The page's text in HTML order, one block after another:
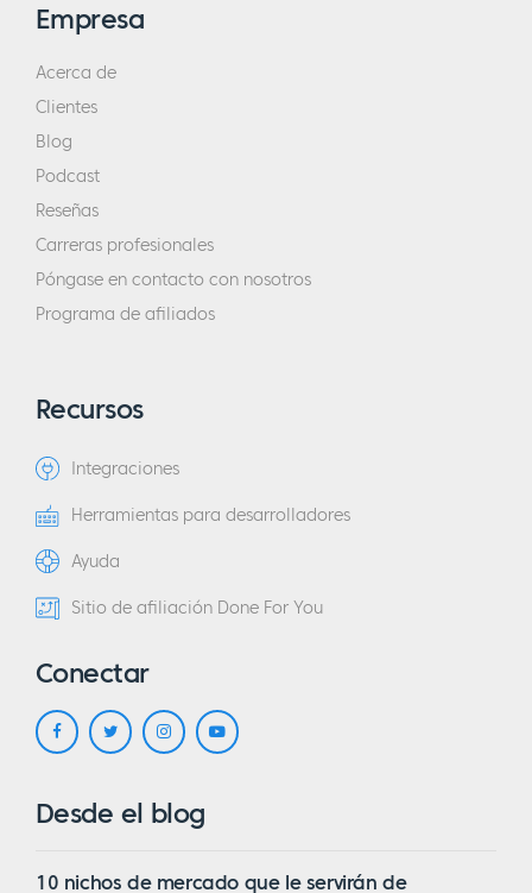
Empresa
Acerca de
Clientes
Blog
Podcast
Reseñas
Carreras profesionales
Póngase en contacto con nosotros
Programa de afiliados
Recursos
Integraciones
Herramientas para desarrolladores
Ayuda
Sitio de afiliación Done For You
Conectar
Desde el blog
10 nichos de mercado que le servirán de